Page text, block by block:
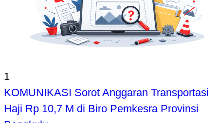
1
KOMUNIKASI Sorot Anggaran Transportasi
Haji Rp 10,7 M di Biro Pemkesra Provinsi